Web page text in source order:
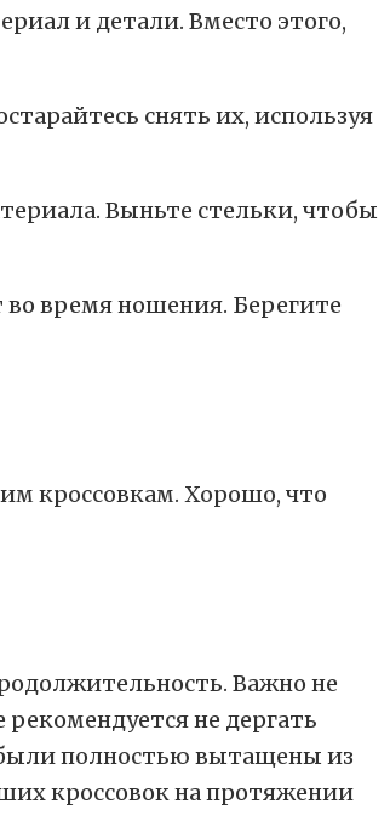
и детали. Вместо этого,
снять их, используя
Выньте стельки, чтобы
время ношения. Берегите
кроссовкам. Хорошо, что
Важно не
не дергать
были полностью вытащены из
кроссовок на протяжении